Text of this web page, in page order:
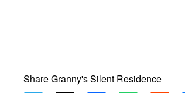
Share Granny's Silent Residence